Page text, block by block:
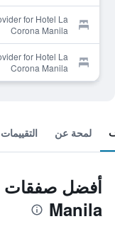
for Hotel La
Corona Manila
for Hotel La
Corona Manila
لمحة عن التقييمات
Manila